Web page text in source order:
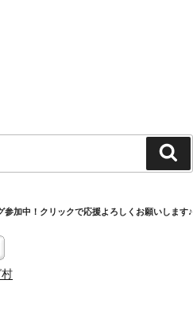
索
参加中！クリックで応援よろしくお願いします♪